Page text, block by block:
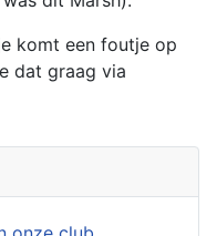
komt een foutje op
dat graag via